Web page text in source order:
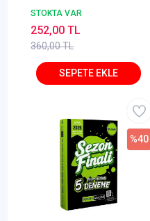
Ders Notları - Öznur
Saat Yıldırım Hoca
Kafası Yayınları
STOKTA VAR
360,00 TL
252,00 TL
%40